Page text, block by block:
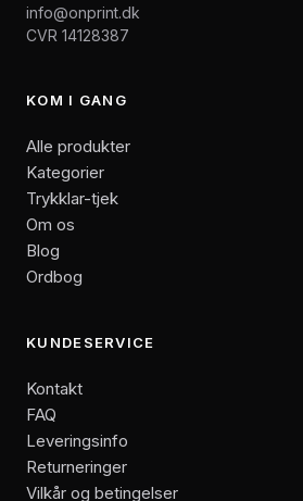
info@onprint.dk
CVR 14128387
KOM I GANG
Alle produkter
Kategorier
Trykklar-tjek
Om os
Blog
Ordbog
KUNDESERVICE
Kontakt
FAQ
Leveringsinfo
Returneringer
Vilkår og betingelser